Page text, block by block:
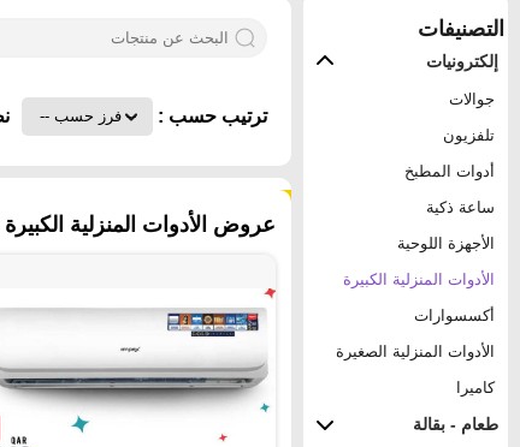
التصنيفات
إلكترونيات
جوالات
تلفزيون
أدوات المطبخ
ساعة ذكية
الأجهزة اللوحية
الأدوات المنزلية الكبيرة
أكسسوارات
الأدوات المنزلية الصغيرة
كاميرا
طعام - بقالة
ترتيب حسب :
عروض الأدوات المنزلية